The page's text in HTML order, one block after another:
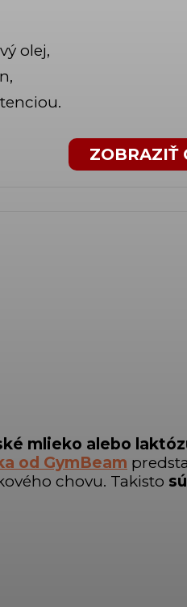
olej,
ZOBRAZIŤ
mlieko alebo
od GymBeam
chovu. Takisto